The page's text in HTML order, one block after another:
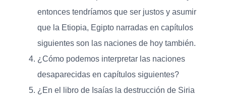
entonces tendríamos que ser justos y asumir
que la Etiopia, Egipto narradas en capítulos
siguientes son las naciones de hoy también.
¿Cómo podemos interpretar las naciones
desaparecidas en capítulos siguientes?
¿En el libro de Isaías la destrucción de Siria